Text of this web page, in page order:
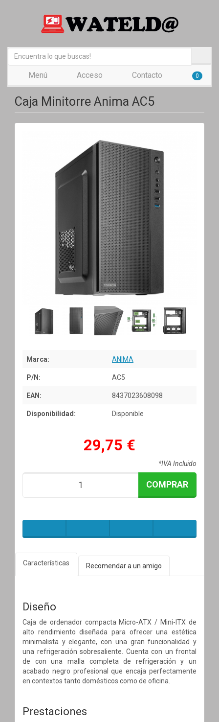
Menú Acceso Contacto 0
Caja Minitorre Anima AC5
Marca: ANIMA
P/N: AC5
EAN: 8437023608098
Disponibilidad: Disponible
29,75 €
*IVA Incluido
COMPRAR
Características Recomendar a un amigo
Diseño
Caja de ordenador compacta Micro-ATX / Mini-ITX de
alto rendimiento diseñada para ofrecer una estética
minimalista y elegante, con una gran funcionalidad y
una refrigeración sobresaliente. Cuenta con un frontal
de con una malla completa de refrigeración y un
acabado negro profesional que encaja perfectamente
en contextos tanto domésticos como de oficina.
Prestaciones